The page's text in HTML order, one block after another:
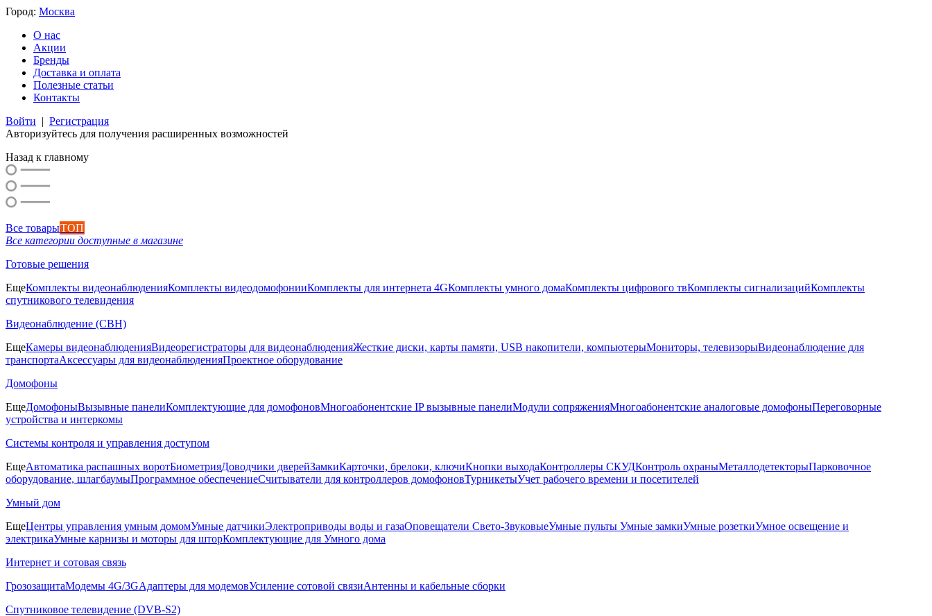
Город: Москва
О нас
Акции
Бренды
Доставка и оплата
Полезные статьи
Контакты
Войти | Регистрация
Авторизуйтесь для получения расширенных возможностей
Назад к главному
Все товарыТОП
Все категории доступные в магазине
Готовые решения
ЕщеКомплекты видеонаблюденияКомплекты видеодомофонииКомплекты для интернета 4GКомплекты умного домаКомплекты цифрового твКомплекты сигнализацийКомплекты
спутникового телевидения
Видеонаблюдение (СВН)
ЕщеКамеры видеонаблюденияВидеорегистраторы для видеонаблюденияЖесткие диски, карты памяти, USB накопители, компьютерыМониторы, телевизорыВидеонаблюдение для
транспортаАксессуары для видеонаблюденияПроектное оборудование
Домофоны
ЕщеДомофоныВызывные панелиКомплектующие для домофоновМногоабонентские IP вызывные панелиМодули сопряженияМногоабонентские аналоговые домофоныПереговорные
устройства и интеркомы
Системы контроля и управления доступом
ЕщеАвтоматика распашных воротБиометрияДоводчики дверейЗамкиКарточки, брелоки, ключиКнопки выходаКонтроллеры СКУДКонтроль охраныМеталлодетекторыПарковочное
оборудование, шлагбаумыПрограммное обеспечениеСчитыватели для контроллеров домофоновТурникетыУчет рабочего времени и посетителей
Умный дом
ЕщеЦентры управления умным домомУмные датчикиЭлектроприводы воды и газаОповещатели Свето-ЗвуковыеУмные пульты Умные замкиУмные розеткиУмное освещение и
электрикаУмные карнизы и моторы для шторКомплектующие для Умного дома
Интернет и сотовая связь
ГрозозащитаМодемы 4G/3GАдаптеры для модемовУсиление сотовой связиАнтенны и кабельные сборки
Спутниковое телевидение (DVB-S2)